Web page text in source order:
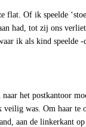
flat. Of ik speelde
had, tot zij ons
ik als kind speelde
het postkantoor
veilig was. Om haar te
aan de linkerkant op